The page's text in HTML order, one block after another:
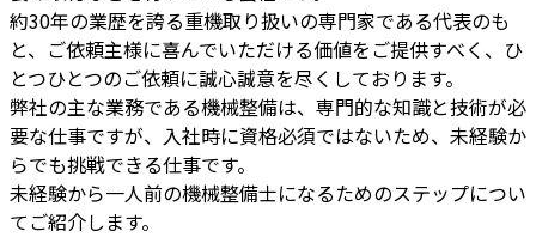
約30年の業歴を誇る重機取り扱いの専門家である代表のも
と、ご依頼主様に喜んでいただける価値をご提供すべく、ひ
とつひとつのご依頼に誠心誠意を尽くしております。
弊社の主な業務である機械整備は、専門的な知識と技術が必
要な仕事ですが、入社時に資格必須ではないため、未経験か
らでも挑戦できる仕事です。
未経験から一人前の機械整備士になるためのステップについ
てご紹介します。